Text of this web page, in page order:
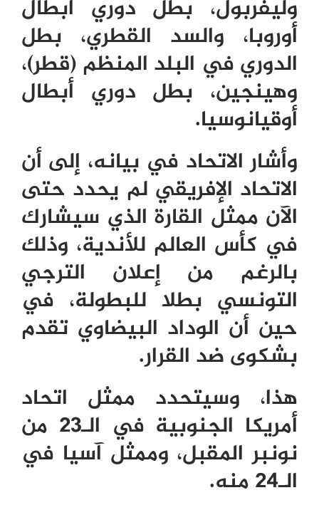
وليفربول، بطل دوري أبطال
أوروبا، والسد القطري، بطل
الدوري في البلد المنظم (قطر)،
وهينجين، بطل دوري أبطال
أوقيانوسيا.
وأشار الاتحاد في بيانه، إلى أن
الاتحاد الإفريقي لم يحدد حتى
الآن ممثل القارة الذي سيشارك
في كأس العالم للأندية، وذلك
بالرغم من إعلان الترجي
التونسي بطلا للبطولة، في
حين أن الوداد البيضاوي تقدم
بشكوى ضد القرار.
هذا، وسيتحدد ممثل اتحاد
أمريكا الجنوبية في الـ23 من
نونبر المقبل، وممثل آسيا في
الـ24 منه.